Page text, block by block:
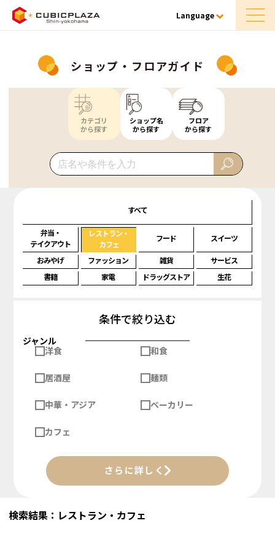
Language
ショップ・フロアガイド
カテゴリ
から探す
ショップ名
から探す
フロア
から探す
すべて
弁当・
テイクアウト
レストラン・
カフェ
フード スイーツ
おみやげ ファッション 雑貨
サービス
書籍
家電 ドラッグストア 生花
条件で絞り込む
ジャンル
洋食
和食
居酒屋 麺類
中華・アジア ベーカリー
カフェ
さらに詳しく
検索結果：レストラン・カフェ